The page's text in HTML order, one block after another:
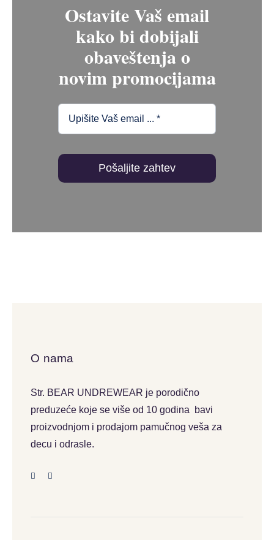
Ostavite Vaš email
kako bi dobijali
obaveštenja o
novim promocijama
Pošaljite zahtev
O nama
Str. BEAR UNDREWEAR je porodično
preduzeće koje se više od 10 godina bavi
proizvodnjom i prodajom pamučnog veša za
decu i odrasle.